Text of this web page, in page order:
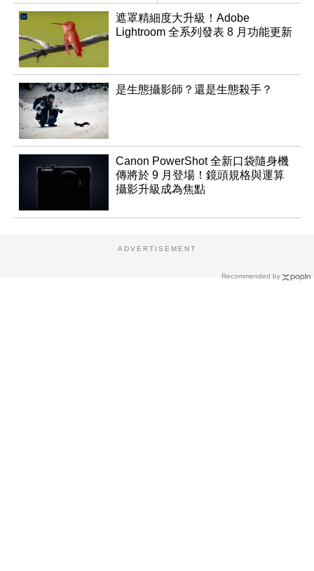
遮罩精細度大升級！Adobe
Lightroom 全系列發表 8 月功能更新
是生態攝影師？還是生態殺手？
Canon PowerShot 全新口袋隨身機
傳將於 9 月登場！鏡頭規格與運算
攝影升級成為焦點
Recommended by
ADVERTISEMENT